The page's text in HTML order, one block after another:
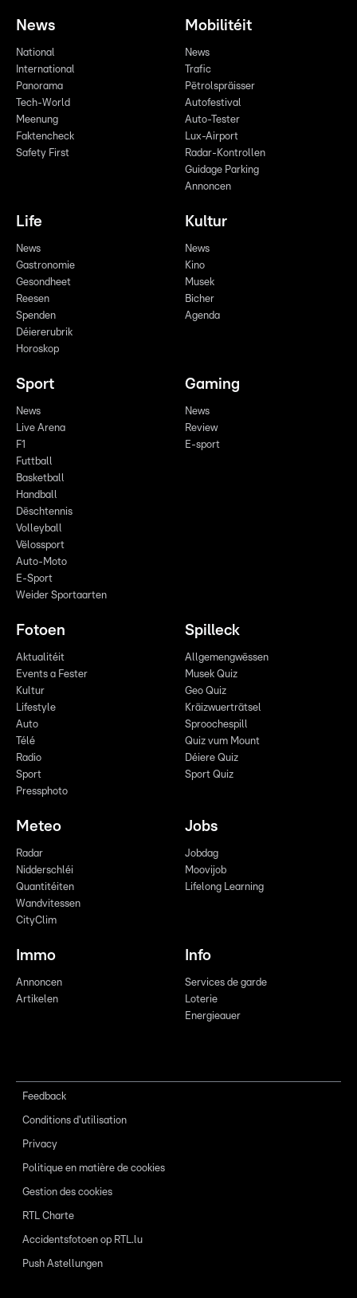
News
National
International
Panorama
Tech-World
Meenung
Faktencheck
Safety First
Mobilitéit
News
Trafic
Pëtrolspräisser
Autofestival
Auto-Tester
Lux-Airport
Radar-Kontrollen
Guidage Parking
Annoncen
Life
News
Gastronomie
Gesondheet
Reesen
Spenden
Déiererubrik
Horoskop
Kultur
News
Kino
Musek
Bicher
Agenda
Sport
News
Live Arena
F1
Futtball
Basketball
Handball
Dëschtennis
Volleyball
Vëlossport
Auto-Moto
E-Sport
Weider Sportaarten
Gaming
News
Review
E-sport
Fotoen
Aktualitéit
Events a Fester
Kultur
Lifestyle
Auto
Télé
Radio
Sport
Pressphoto
Spilleck
Allgemengwëssen
Musek Quiz
Geo Quiz
Kräizwuerträtsel
Sproochespill
Quiz vum Mount
Déiere Quiz
Sport Quiz
Meteo
Radar
Nidderschléi
Quantitéiten
Wandvitessen
CityClim
Jobs
Jobdag
Moovijob
Lifelong Learning
Immo
Annoncen
Artikelen
Info
Services de garde
Loterie
Energieauer
Feedback
Conditions d'utilisation
Privacy
Politique en matière de cookies
Gestion des cookies
RTL Charte
Accidentsfotoen op RTL.lu
Push Astellungen